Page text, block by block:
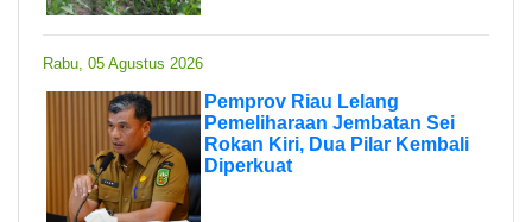
Rabu, 05 Agustus 2026
Pemprov Riau Lelang
Pemeliharaan Jembatan Sei
Rokan Kiri, Dua Pilar Kembali
Diperkuat